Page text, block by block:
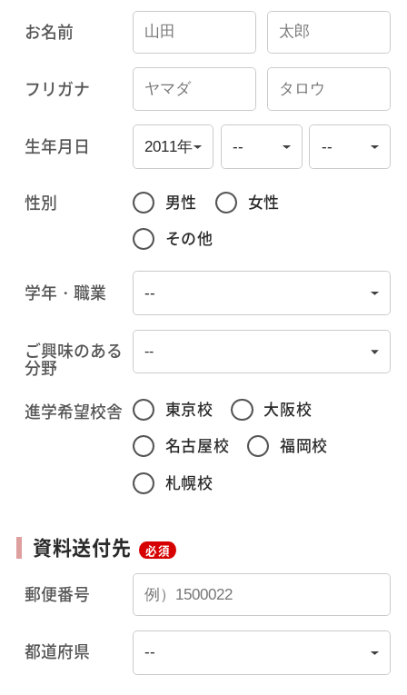
お名前
フリガナ
生年月日
性別 男性
女性
その他
学年・職業
ご興味のある
分野
進学希望校舎
東京校
大阪校
名古屋校
福岡校
札幌校
資料送付先 必須
郵便番号
都道府県